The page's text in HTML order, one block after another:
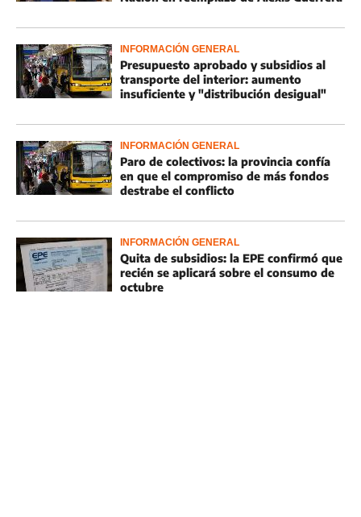
INFORMACIÓN GENERAL
Presupuesto aprobado y subsidios al
transporte del interior: aumento
insuficiente y "distribución desigual"
INFORMACIÓN GENERAL
Paro de colectivos: la provincia confía
en que el compromiso de más fondos
destrabe el conflicto
INFORMACIÓN GENERAL
Quita de subsidios: la EPE confirmó que
recién se aplicará sobre el consumo de
octubre